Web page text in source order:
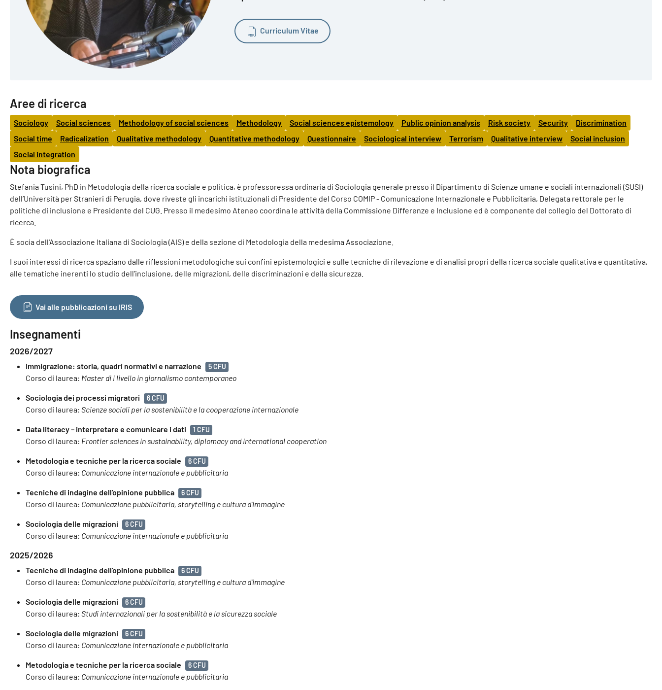
Curriculum Vitae
Aree di ricerca
Sociology Social sciences Methodology of social sciences Methodology Social sciences epistemology Public opinion analysis Risk society Security
Discrimination
Social time
Radicalization Qualitative methodology Quantitative methodology Questionnaire Sociological interview Terrorism Qualitative interview
Social inclusion
Social integration
Nota biografica
Stefania Tusini, PhD in Metodologia della ricerca sociale e politica, è professoressa ordinaria di Sociologia generale presso il Dipartimento di Scienze umane e sociali internazionali (SUSI)
dell’Università per Stranieri di Perugia, dove riveste gli incarichi istituzionali di Presidente del Corso COMIP - Comunicazione Internazionale e Pubblicitaria, Delegata rettorale per le
politiche di inclusione e Presidente del CUG. Presso il medesimo Ateneo coordina le attività della Commissione Differenze e Inclusione ed è componente del collegio del Dottorato di
ricerca.
È socia dell'Associazione Italiana di Sociologia (AIS) e della sezione di Metodologia della medesima Associazione.
I suoi interessi di ricerca spaziano dalle riflessioni metodologiche sui confini epistemologici e sulle tecniche di rilevazione e di analisi propri della ricerca sociale qualitativa e quantitativa,
alle tematiche inerenti lo studio dell’inclusione, delle migrazioni, delle discriminazioni e della sicurezza.
Vai alle pubblicazioni su IRIS
Insegnamenti
2026/2027
Immigrazione: storia, quadri normativi e narrazione 5 CFU
Corso di laurea: Master di i livello in giornalismo contemporaneo
Sociologia dei processi migratori 6 CFU
Corso di laurea: Scienze sociali per la sostenibilità e la cooperazione internazionale
Data literacy – interpretare e comunicare i dati 1 CFU
Corso di laurea: Frontier sciences in sustainability, diplomacy and international cooperation
Metodologia e tecniche per la ricerca sociale 6 CFU
Corso di laurea: Comunicazione internazionale e pubblicitaria
Tecniche di indagine dell'opinione pubblica 6 CFU
Corso di laurea: Comunicazione pubblicitaria, storytelling e cultura d'immagine
Sociologia delle migrazioni 6 CFU
Corso di laurea: Comunicazione internazionale e pubblicitaria
2025/2026
Tecniche di indagine dell'opinione pubblica 6 CFU
Corso di laurea: Comunicazione pubblicitaria, storytelling e cultura d'immagine
Sociologia delle migrazioni 6 CFU
Corso di laurea: Studi internazionali per la sostenibilità e la sicurezza sociale
Sociologia delle migrazioni 6 CFU
Corso di laurea: Comunicazione internazionale e pubblicitaria
Metodologia e tecniche per la ricerca sociale 6 CFU
Corso di laurea: Comunicazione internazionale e pubblicitaria